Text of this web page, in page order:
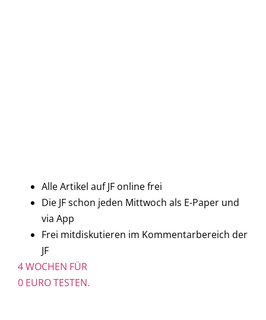
Alle Artikel auf JF online frei
Die JF schon jeden Mittwoch als E-Paper und
via App
Frei mitdiskutieren im Kommentarbereich der
JF
4 WOCHEN FÜR
0 EURO TESTEN.